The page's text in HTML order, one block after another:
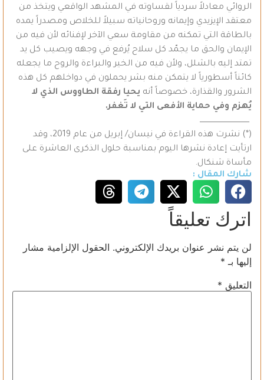
الروائي معادلاً سردياً لقساوته في المشهد الواقعي ويتخذ من
معتقد الإيزيدي وإيمانه وروحانياته سبيلاً للخلاص ومصدراً يمده
بالطاقة التي تمكنه من مقاومة سعي الآخر لإفنائه لأن فيه من
الإيمان والحق ما يجمّد كل سلاح يُرفع في وجهه ويصيب كل يد
تمتد إليه بالشلل، ولأن فيه من الخير والبراءة والروح ما يجعله
كائناً أسطورياً لا يتمكن منه بشر يحملون في دواخلهم كل هذه
الشرور والقذارة، خصوصاً أنه يحيا رفقة الطاووس الذي لا
يُهزم وفي حماية الأفعى التي لا تَغفر.
ــــــــــــــــــــــــــــــــــــــــــ
(*) نشرت هذه القراءة في نيسان/ إبريل من عام 2019، وقد
ارتأيت إعادة نشرها اليوم بمناسبة حلول الذكرى العاشرة على
مأساة شنكال.
شارك المقال :
اترك تعليقاً
لن يتم نشر عنوان بريدك الإلكتروني. الحقول الإلزامية مشار
إليها بـ *
التعليق *